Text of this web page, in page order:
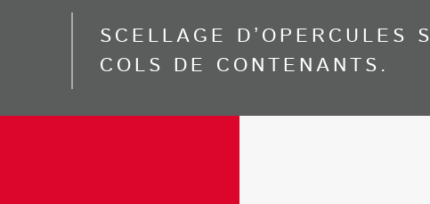
SCELLAGE D’OPERCULES
COLS DE CONTENANTS.